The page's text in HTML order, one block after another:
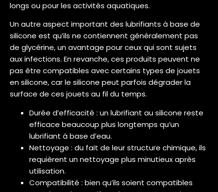
longs ou pour les activités aquatiques.
Un autre aspect important des lubrifiants à base de
silicone est qu’ils ne contiennent généralement pas
de glycérine, un avantage pour ceux qui sont sujets
aux infections. En revanche, ces produits peuvent ne
pas être compatibles avec certains types de jouets
en silicone, car le silicone peut parfois dégrader la
surface de ces jouets au fil du temps.
Durée d’efficacité : un lubrifiant au silicone reste
efficace beaucoup plus longtemps qu’un
lubrifiant à base d’eau.
Nettoyage : du fait de leur structure chimique, ils
requièrent un nettoyage plus minutieux après
utilisation.
Compatibilité : bien qu’ils soient compatibles